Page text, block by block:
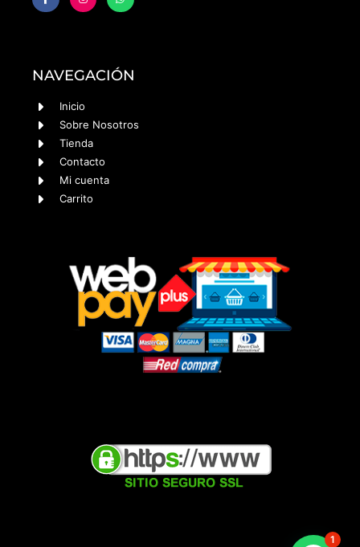
NAVEGACIÓN
Inicio
Sobre Nosotros
Tienda
Contacto
Mi cuenta
Carrito
1